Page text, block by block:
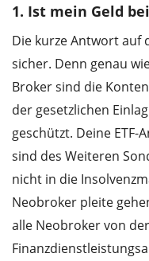
1. Ist mein Geld
Die kurze Antwort auf
sicher. Denn genau
Broker sind die
der gesetzlichen
geschützt. Deine
sind des Weiteren
nicht in die
Neobroker pleite
alle Neobroker von